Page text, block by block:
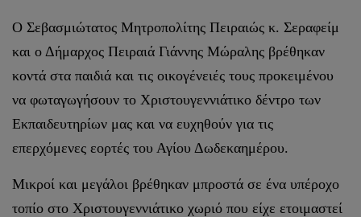
Ο Σεβασμιώτατος Μητροπολίτης Πειραιώς κ. Σεραφείμ
και ο Δήμαρχος Πειραιά Γιάννης Μώραλης βρέθηκαν
κοντά στα παιδιά και τις οικογένειές τους προκειμένου
να φωταγωγήσουν το Χριστουγεννιάτικο δέντρο των
Εκπαιδευτηρίων μας και να ευχηθούν για τις
επερχόμενες εορτές του Αγίου Δωδεκαημέρου.
Μικροί και μεγάλοι βρέθηκαν μπροστά σε ένα υπέροχο
τοπίο στο Χριστουγεννιάτικο χωριό που είχε ετοιμαστεί